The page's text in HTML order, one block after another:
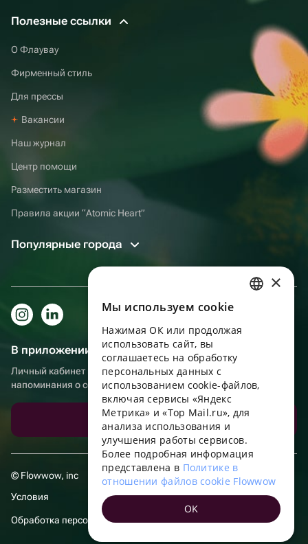
Полезные ссылки
О Флаувау
Фирменный стиль
Для прессы
Вакансии
Наш журнал
Центр помощи
Разместить магазин
Правила акции “Atomic Heart”
Популярные города
В приложении еще удобнее!
Личный кабинет получателя, больше бонусов за покупки и
напоминания о событиях
Скачать приложение
© Flowwow, inc
Условия
Обработка персональных данных
ENGLISH
UKRAINIAN
PORTUGUESE
FRENCH
TURKISH
×
Мы используем сookie
Нажимая ОК или продолжая
использовать сайт, вы
соглашаетесь на обработку
персональных данных с
использованием cookie-файлов,
включая сервисы «Яндекс
Метрика» и «Top Mail.ru», для
анализа использования и
улучшения работы сервисов.
Более подробная информация
представлена в Политике в
отношении файлов cookie Flowwow
OK